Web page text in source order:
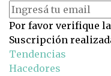
Por favor verifique
Suscripción
Tendencias
Hacedores